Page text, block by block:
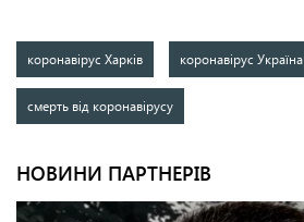
коронавірус Харків коронавірус Україна
смерть від коронавірусу